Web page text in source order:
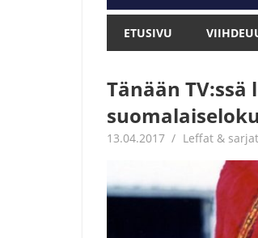
Mesta.net
ETUSIVU
Tänään
13.04.2017 Jouni Hirn
Leffat & sarjat